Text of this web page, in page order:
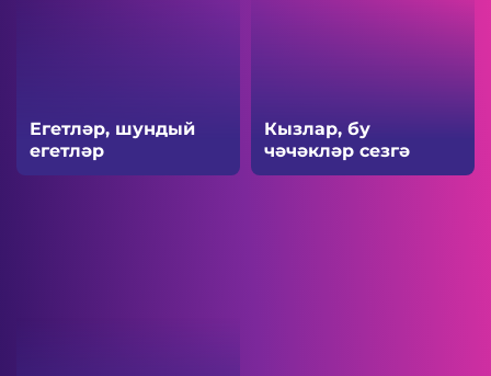
Егетләр, шундый
егетләр
Кызлар, бу
чәчәкләр сезгә